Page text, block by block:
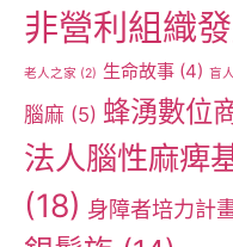
非營利組織
老人之家 (2) 生命故事 (4) 盲
腦麻 (5) 蜂湧數位
法人腦性麻痺
(18) 身障者培力計